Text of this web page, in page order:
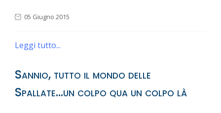
05 Giugno 2015
Leggi tutto...
Sannio, tutto il mondo delle
Spallate...un colpo qua un colpo là